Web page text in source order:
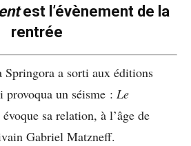
est l’évènement de la
rentrée
Springora a sorti aux éditions
provoqua un séisme : Le
sa relation, à l’âge de
Gabriel Matzneff.